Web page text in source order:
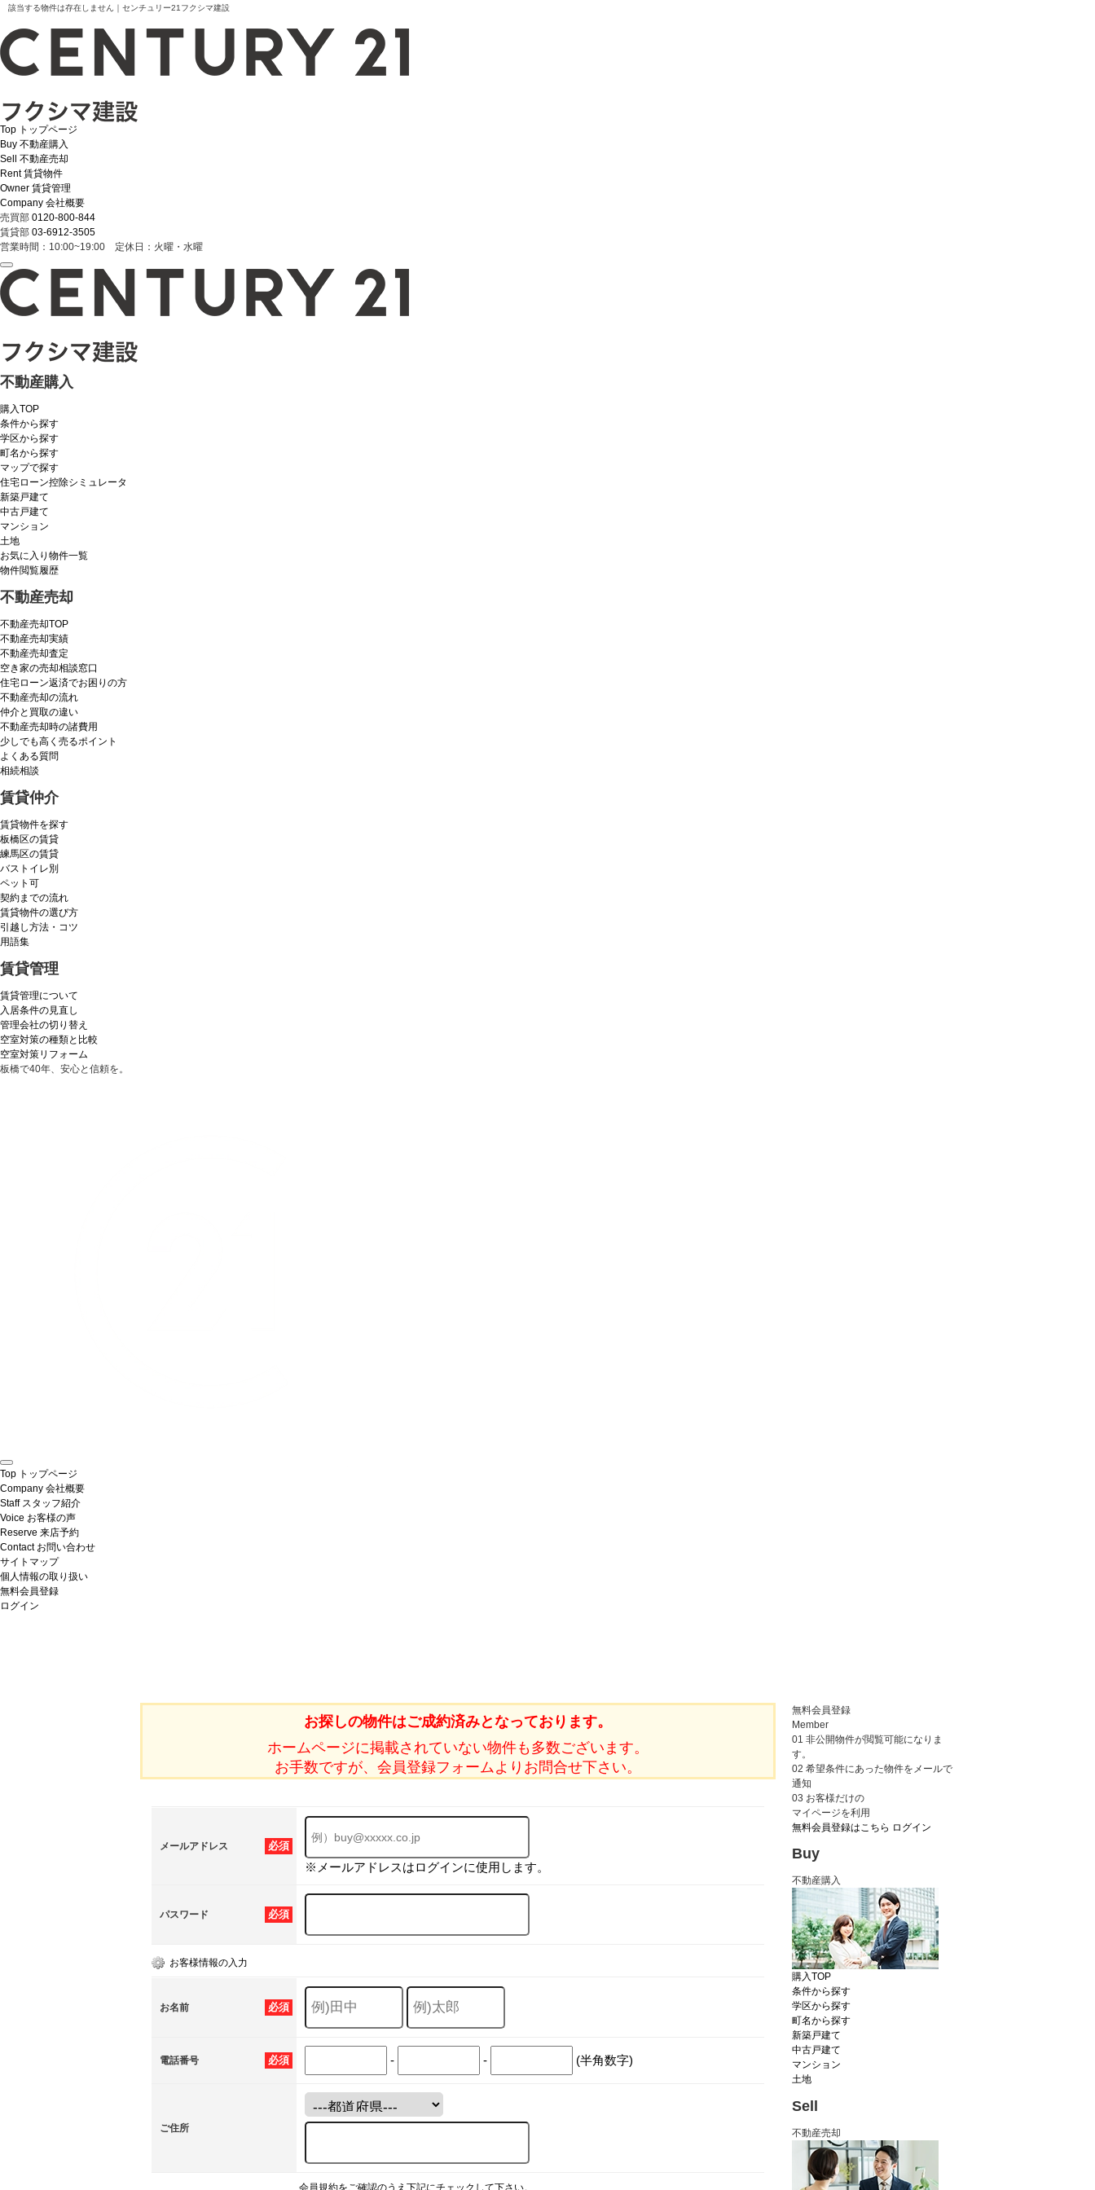
該当する物件は存在しません｜センチュリー21フクシマ建設
Top トップページ
Buy 不動産購入
Sell
不動産売却
Rent 賃貸物件
Owner 賃貸管理
Company 会社概要
売買部 0120-800-844
賃貸部 03-6912-3505
営業時間：10:00~19:00 定休日：火曜・水曜
不動産購入
購入TOP
条件から探す
学区から探す
町名から探す
マップで探す
住宅ローン控除シミュレータ
新築戸建て
中古戸建て
マンション
土地
お気に入り物件一覧
物件閲覧履歴
不動産売却
不動産売却TOP
不動産売却実績
不動産売却査定
空き家の売却相談窓口
住宅ローン返済でお困りの方
不動産売却の流れ
仲介と買取の違い
不動産売却時の諸費用
少しでも高く売るポイント
よくある質問
相続相談
賃貸仲介
賃貸物件を探す
板橋区の賃貸
練馬区の賃貸
バストイレ別
ペット可
契約までの流れ
賃貸物件の選び方
引越し方法・コツ
用語集
賃貸管理
賃貸管理について
入居条件の見直し
管理会社の切り替え
空室対策の種類と比較
空室対策リフォーム
板橋で40年、安心と信頼を。
Top トップページ
Company 会社概要
Staff スタッフ紹介
Voice お客様の声
Reserve 来店予約
Contact お問い合わせ
サイトマップ
個人情報の取り扱い
無料会員登録
ログイン
お探しの物件はご成約済みとなっております。
ホームページに掲載されていない物件も多数ございます。
お手数ですが、会員登録フォームよりお問合せ下さい。
必須
メールアドレス
※メールアドレスはログインに使用します。
必須
パスワード
お客様情報の入力
必須
お名前
必須
電話番号 - - (半角数字)
ご住所
会員規約をご確認のうえ下記にチェックして下さい。
無料会員登録
Member
01 非公開物件が閲覧可能になりま
す。
02 希望条件にあった物件をメールで
通知
03 お客様だけの
マイページを利用
無料会員登録はこちら ログイン
Buy
不動産購入
購入TOP
条件から探す
学区から探す
町名から探す
新築戸建て
中古戸建て
マンション
土地
Sell
不動産売却